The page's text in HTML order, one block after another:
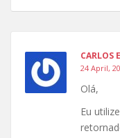
CARLOS
24 April,
Olá,
Eu